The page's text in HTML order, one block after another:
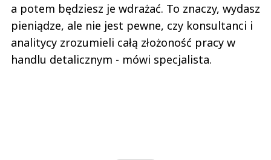
a potem będziesz je wdrażać. To znaczy, wydasz
pieniądze, ale nie jest pewne, czy konsultanci i
analitycy zrozumieli całą złożoność pracy w
handlu detalicznym - mówi specjalista.